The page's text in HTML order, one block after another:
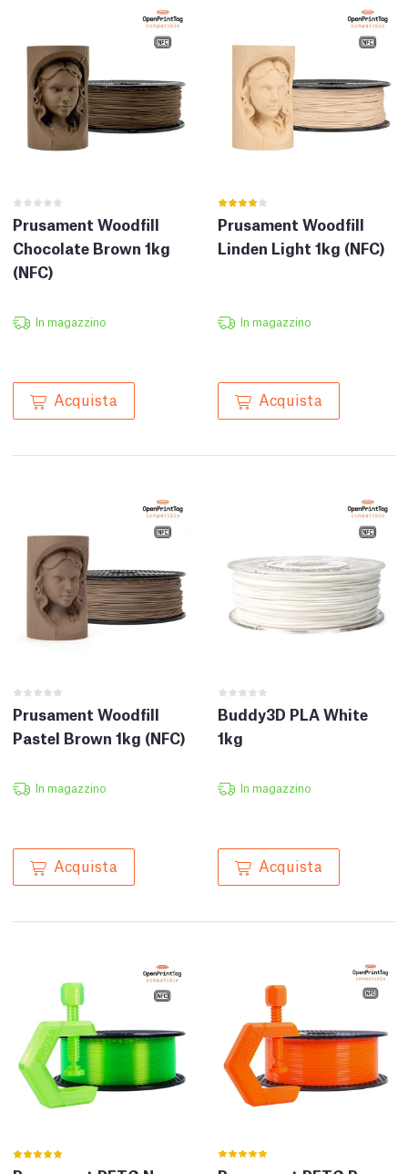
Prusament Woodfill
Chocolate Brown 1kg
(NFC)
In magazzino
Acquista
Prusament Woodfill
Linden Light 1kg (NFC)
In magazzino
Acquista
Prusament Woodfill
Pastel Brown 1kg (NFC)
In magazzino
Acquista
Buddy3D PLA White
1kg
In magazzino
Acquista